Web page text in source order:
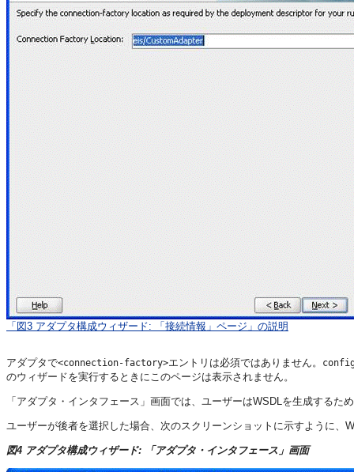
「図3 アダプタ構成ウィザード: 「接続情報」ページ」の説明
アダプタで<connection-factory>エントリは必須ではありません。
のウィザードを実行するときにこのページは表示されません。
「アダプタ・インタフェース」画面では、ユーザーはWSDLを生成する
ユーザーが後者を選択した場合、次のスクリーンショットに示すように
図4 アダプタ構成ウィザード: 「アダプタ・インタフェース」画面